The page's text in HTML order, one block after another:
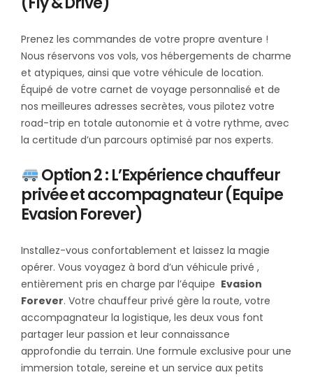
Prenez les commandes de votre propre aventure !
Nous réservons vos vols, vos hébergements de charme
et atypiques, ainsi que votre véhicule de location.
Équipé de votre carnet de voyage personnalisé et de
nos meilleures adresses secrètes, vous pilotez votre
road-trip en totale autonomie et à votre rythme, avec
la certitude d’un parcours optimisé par nos experts.
Option 2 : L’Expérience chauffeur
privée et accompagnateur (Equipe
Evasion Forever)
Installez-vous confortablement et laissez la magie
opérer. Vous voyagez à bord d’un véhicule privé ,
entièrement pris en charge par l’équipe Evasion
Forever. Votre chauffeur privé gère la route, votre
accompagnateur la logistique, les deux vous font
partager leur passion et leur connaissance
approfondie du terrain. Une formule exclusive pour une
immersion totale, sereine et un service aux petits